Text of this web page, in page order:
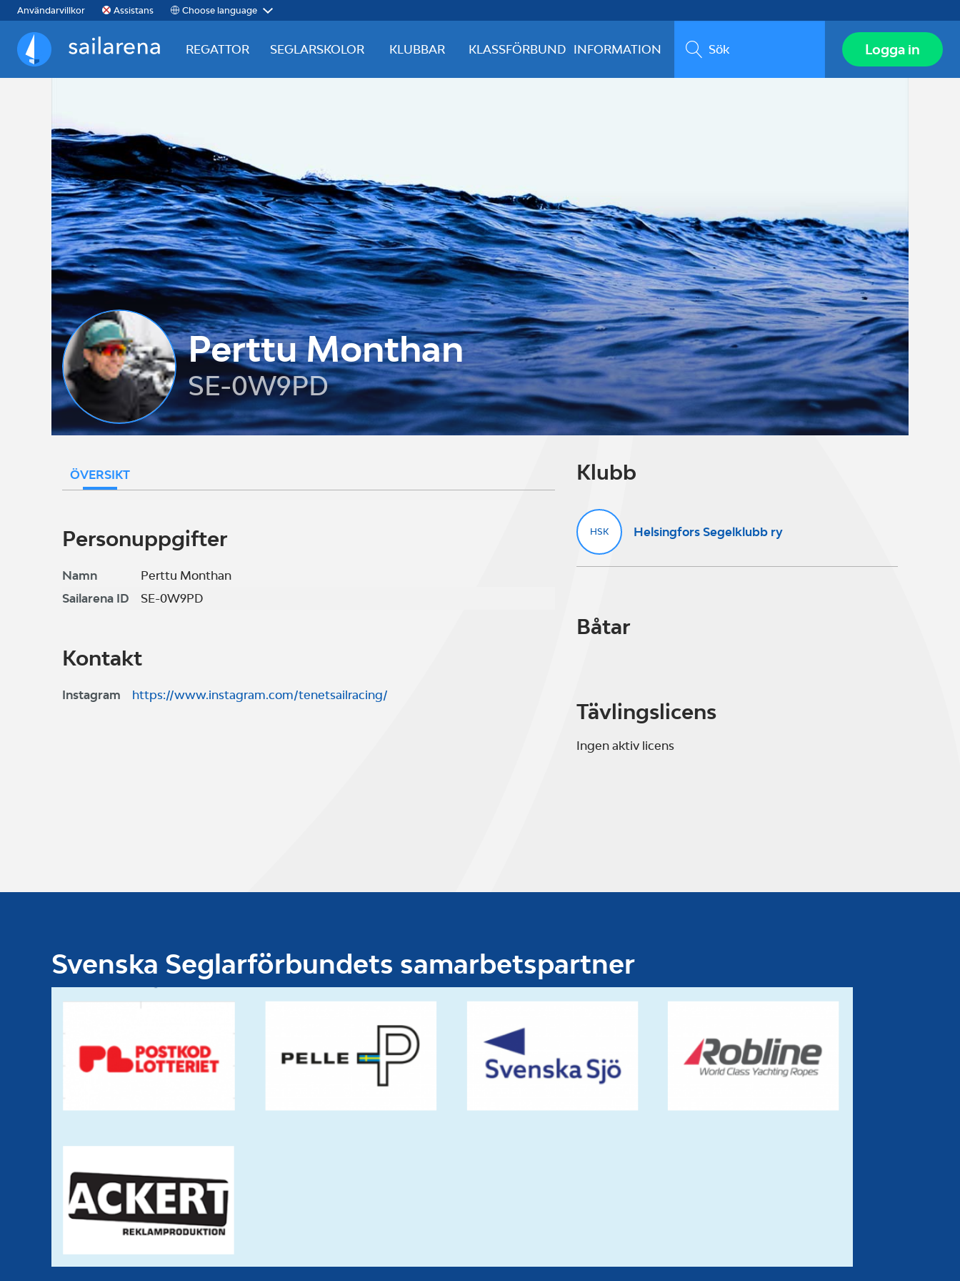
Användarvillkor Assistans Choose language
Sailarena
REGATTOR SEGLARSKOLOR KLUBBAR KLASSFÖRBUND INFORMATION Sök Logga in
Perttu Monthan
SE-0W9PD
ÖVERSIKT
Personuppgifter
Namn
Perttu Monthan
Sailarena ID
SE-0W9PD
Kontakt
Instagram https://www.instagram.com/tenetsailracing/
Klubb
HSK Helsingfors Segelklubb ry
Båtar
Tävlingslicens
Ingen aktiv licens
Svenska Seglarförbundets samarbetspartner